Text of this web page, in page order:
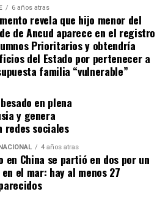
‘cafetalero’, los jugadores
contra sus rivales
jugador de River(Agustín
el festejo en la cara.
fue expulsado en
vieron la roja
y Nicolás Valentini
6 años atras
revela que hijo menor del
de Ancud aparece en el registro
Prioritarios y obtendría
del Estado por pertenecer a
familia “vulnerable”
en plena
y genera
redes sociales
4 años atras
en China se partió en dos por un
el mar: hay al menos 27